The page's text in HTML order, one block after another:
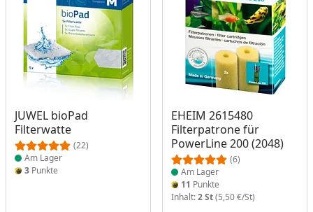
JUWEL bioPad
Filterwatte
(22)
Produkt am Lager
Am Lager
3 Punkte
EHEIM 2615480
Filterpatrone für
PowerLine 200 (2048)
(6)
Produkt am Lager
Am Lager
11 Punkte
Inhalt:2 St(5,50 €/St)